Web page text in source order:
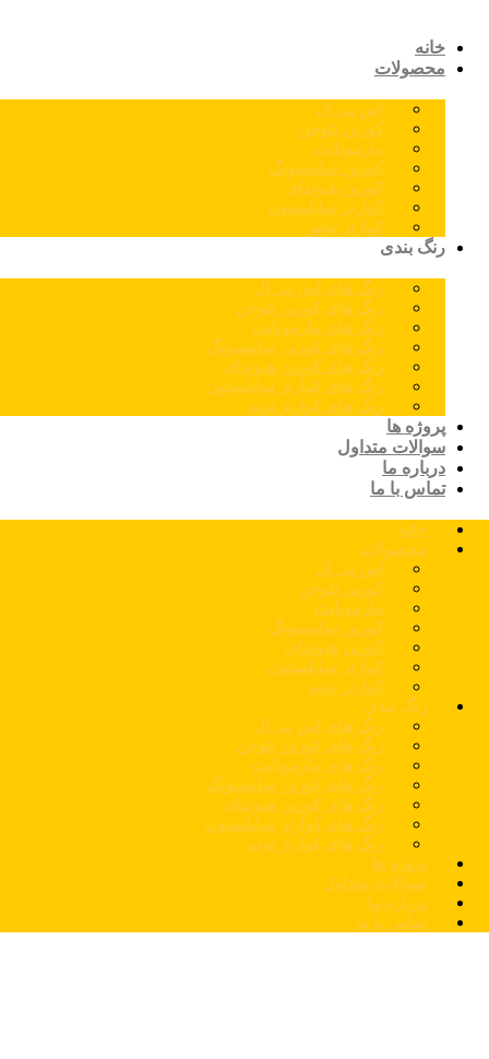
خانه
محصولات
اس پی ال
کورین نئوجن
مارمونایت
کورین سامسونگ
کورین هیوندای
کوارتز سایلستون
کوارتز توتم
رنگ بندی
رنگ های اس پی ال
رنگ های کورین نئوجن
رنگ های مارمونایت
رنگ های کورین سامسونگ
رنگ های کورین هیوندای
رنگ های کوارتز سایلستون
رنگ های کوارتز توتم
پروژه ها
سوالات متداول
درباره ما
تماس با ما
خانه
محصولات
اس پی ال
کورین نئوجن
مارمونایت
کورین سامسونگ
کورین هیوندای
کوارتز سایلستون
کوارتز توتم
رنگ بندی
رنگ های اس پی ال
رنگ های کورین نئوجن
رنگ های مارمونایت
رنگ های کورین سامسونگ
رنگ های کورین هیوندای
رنگ های کوارتز سایلستون
رنگ های کوارتز توتم
پروژه ها
سوالات متداول
درباره ما
تماس با ما